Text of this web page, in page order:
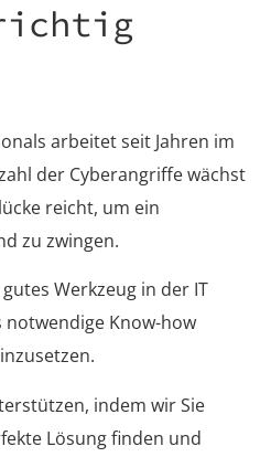
arbeitet seit Jahren im
der Cyberangriffe wächst
reicht, um ein
zu zwingen.
Werkzeug in der IT
Know-how
indem wir Sie
Lösung finden und